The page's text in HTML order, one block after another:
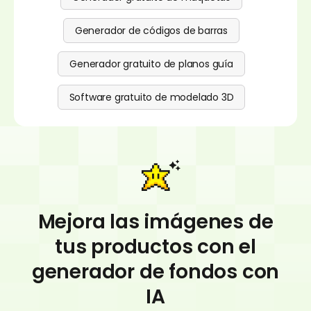
todo, sin necesidad de ajustes manuales.
Integración natural del fondo del producto:
Pacdora combina potentes capacidades de IA
con tecnología avanzada de renderizado 3D.
Genera muchos fondos coincidentes y
fusiona sin problemas tu producto en el
nuevo fondo. Pacdora asegura una
coordinación perfecta de ángulos,
iluminación y detalles para una exhibición
Generador de códigos de barras
Generador gratuito de planos guía
Software gratuito de modelado 3D
Mejora las imágenes de
tus productos con el
generador de fondos con
IA